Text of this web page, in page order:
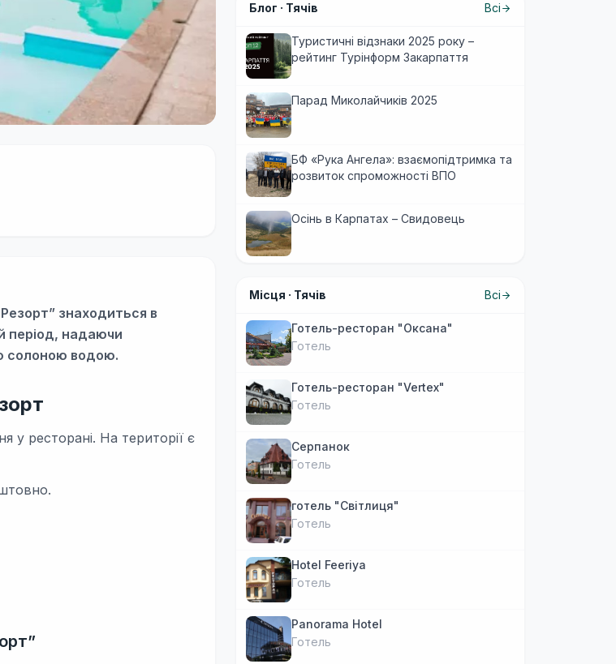
знаходиться в
період, надаючи
солоною водою.
ресторані. На території є
Блог · Тячів Всі
Туристичні відзнаки 2025 року –
рейтинг Турінформ Закарпаття
Парад Миколайчиків 2025
БФ «Рука Ангела»: взаємопідтримка та
розвиток спроможності ВПО
Осінь в Карпатах – Свидовець
Місця · Тячів Всі
Готель-ресторан "Оксана"
Готель
Готель-ресторан "Vertex"
Готель
Серпанок
Готель
готель "Світлиця"
Готель
Hotel Feeriya
Готель
Panorama Hotel
Готель